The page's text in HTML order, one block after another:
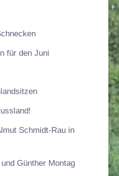
für den Juni
Schmidt-Rau in
Günther Montag